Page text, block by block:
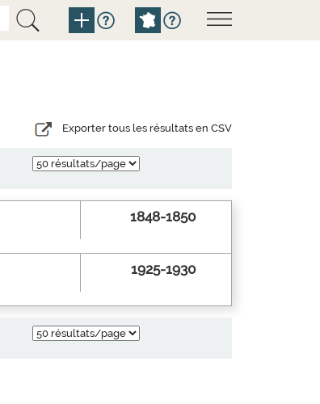
Exporter tous les résultats en CSV
1848-1850
1925-1930